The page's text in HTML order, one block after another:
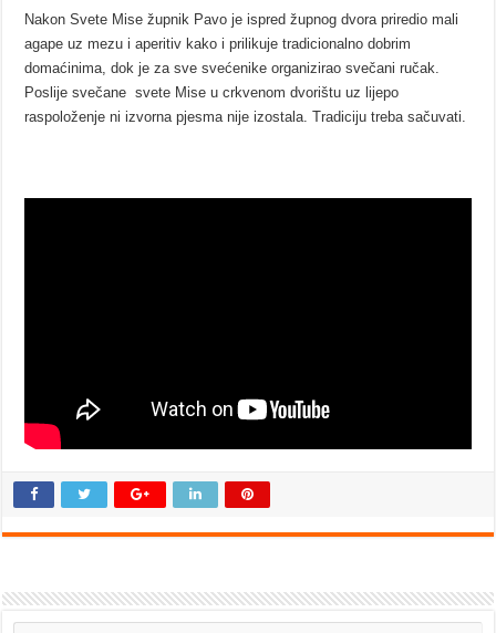
Nakon Svete Mise župnik Pavo je ispred župnog dvora priredio mali
agape uz mezu i aperitiv kako i prilikuje tradicionalno dobrim
domaćinima, dok je za sve svećenike organizirao svečani ručak.
Poslije svečane svete Mise u crkvenom dvorištu uz lijepo
raspoloženje ni izvorna pjesma nije izostala. Tradiciju treba sačuvati.